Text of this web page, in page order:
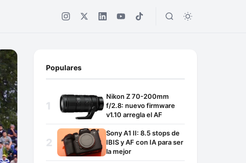
Populares
Nikon Z 70-200mm
f/2.8: nuevo firmware
v1.10 arregla el AF
Sony A1 II: 8.5 stops de
IBIS y AF con IA para ser
la mejor